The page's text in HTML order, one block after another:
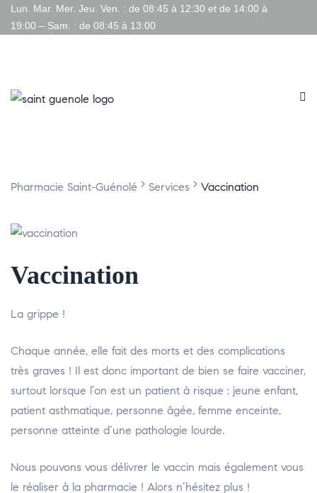
Lun. Mar. Mer. Jeu. Ven. : de 08:45 à 12:30 et de 14:00 à
19:00 – Sam. : de 08:45 à 13:00
Pharmacie Saint-Guénolé > Services > Vaccination
Vaccination
La grippe !
Chaque année, elle fait des morts et des complications
très graves ! Il est donc important de bien se faire vacciner,
surtout lorsque l’on est un patient à risque : jeune enfant,
patient asthmatique, personne âgée, femme enceinte,
personne atteinte d’une pathologie lourde.
Nous pouvons vous délivrer le vaccin mais également vous
le réaliser à la pharmacie ! Alors n’hésitez plus !